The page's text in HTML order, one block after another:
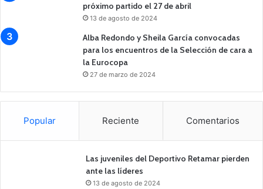
próximo partido el 27 de abril
13 de agosto de 2024
Alba Redondo y Sheila García convocadas
para los encuentros de la Selección de cara a
la Eurocopa
27 de marzo de 2024
Popular Reciente Comentarios
Las juveniles del Deportivo Retamar pierden
ante las líderes
13 de agosto de 2024